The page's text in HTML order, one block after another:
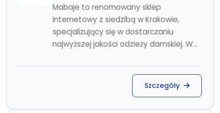
Mabaje to renomowany sklep
internetowy z siedzibą w Krakowie,
specjalizujący się w dostarczaniu
najwyższej jakości odzieży damskiej. W...
Szczegóły